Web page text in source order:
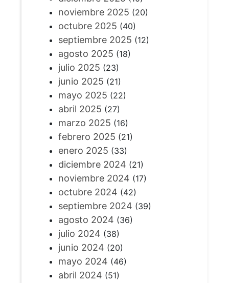
noviembre 2025 (20)
octubre 2025 (40)
septiembre 2025 (12)
agosto 2025 (18)
julio 2025 (23)
junio 2025 (21)
mayo 2025 (22)
abril 2025 (27)
marzo 2025 (16)
febrero 2025 (21)
enero 2025 (33)
diciembre 2024 (21)
noviembre 2024 (17)
octubre 2024 (42)
septiembre 2024 (39)
agosto 2024 (36)
julio 2024 (38)
junio 2024 (20)
mayo 2024 (46)
abril 2024 (51)